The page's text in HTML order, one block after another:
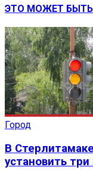
ЭТО МОЖЕТ
Город
В
установить